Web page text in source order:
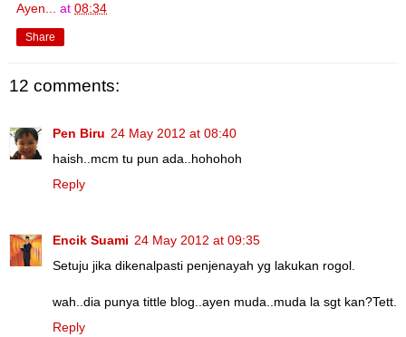
Ayen... at 08:34
Share
12 comments:
Pen Biru 24 May 2012 at 08:40
haish..mcm tu pun ada..hohohoh
Reply
Encik Suami 24 May 2012 at 09:35
Setuju jika dikenalpasti penjenayah yg lakukan rogol.
wah..dia punya tittle blog..ayen muda..muda la sgt kan?Tett.
Reply